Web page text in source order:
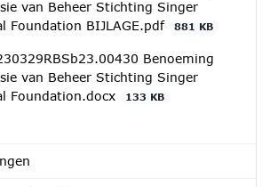
van Beheer Stichting Singer
Foundation BIJLAGE.pdf
881 KB
Benoeming
van Beheer Stichting Singer
Foundation.docx
133 KB